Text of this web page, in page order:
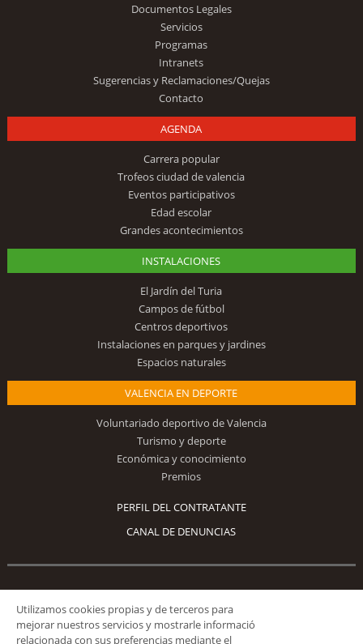
Documentos Legales
Servicios
Programas
Intranets
Sugerencias y Reclamaciones/Quejas
Contacto
AGENDA
Carrera popular
Trofeos ciudad de valencia
Eventos participativos
Edad escolar
Grandes acontecimientos
INSTALACIONES
El Jardín del Turia
Campos de fútbol
Centros deportivos
Instalaciones en parques y jardines
Espacios naturales
VALENCIA EN DEPORTE
Voluntariado deportivo de Valencia
Turismo y deporte
Económica y conocimiento
Premios
PERFIL DEL CONTRATANTE
CANAL DE DENUNCIAS
Síguenos
Utilizamos cookies propias y de terceros para
mejorar nuestros servicios y mostrarle informació
relacionada con sus preferencias mediante el